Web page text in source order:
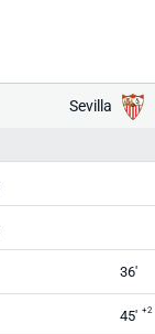
Sevilla
36'
45' +2